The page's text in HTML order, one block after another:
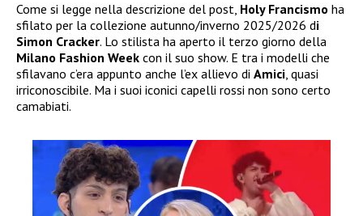
Come si legge nella descrizione del post, Holy Francismo ha
sfilato per la collezione autunno/inverno 2025/2026 di
Simon Cracker. Lo stilista ha aperto il terzo giorno della
Milano Fashion Week con il suo show. E tra i modelli che
sfilavano c’era appunto anche l’ex allievo di Amici, quasi
irriconoscibile. Ma i suoi iconici capelli rossi non sono certo
camabiati.